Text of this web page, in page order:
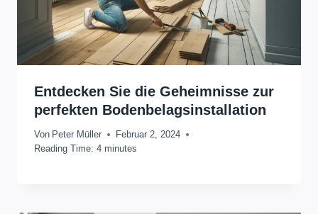
Entdecken Sie die Geheimnisse zur
perfekten Bodenbelagsinstallation
Von Peter Müller
Februar 2, 2024
Reading Time: 4 minutes